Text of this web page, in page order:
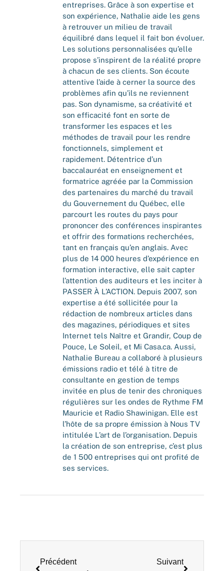
entreprises. Grâce à son expertise et
son expérience, Nathalie aide les gens
à retrouver un milieu de travail
équilibré dans lequel il fait bon évoluer.
Les solutions personnalisées qu’elle
propose s’inspirent de la réalité propre
à chacun de ses clients. Son écoute
attentive l’aide à cerner la source des
problèmes afin qu’ils ne reviennent
pas. Son dynamisme, sa créativité et
son efficacité font en sorte de
transformer les espaces et les
méthodes de travail pour les rendre
fonctionnels, simplement et
rapidement. Détentrice d’un
baccalauréat en enseignement et
formatrice agréée par la Commission
des partenaires du marché du travail
du Gouvernement du Québec, elle
parcourt les routes du pays pour
prononcer des conférences inspirantes
et offrir des formations recherchées,
tant en français qu’en anglais. Avec
plus de 14 000 heures d’expérience en
formation interactive, elle sait capter
l’attention des auditeurs et les inciter à
PASSER À L’ACTION. Depuis 2007, son
expertise a été sollicitée pour la
rédaction de nombreux articles dans
des magazines, périodiques et sites
Internet tels Naître et Grandir, Coup de
Pouce, Le Soleil, et Mi Casa.ca. Aussi,
Nathalie Bureau a collaboré à plusieurs
émissions radio et télé à titre de
consultante en gestion de temps
invitée en plus de tenir des chroniques
régulières sur les ondes de Rythme FM
Mauricie et Radio Shawinigan. Elle est
l’hôte de sa propre émission à Nous TV
intitulée L’art de l’organisation. Depuis
la création de son entreprise, c’est plus
de 1 500 entreprises qui ont profité de
ses services.
Précédent Suivant